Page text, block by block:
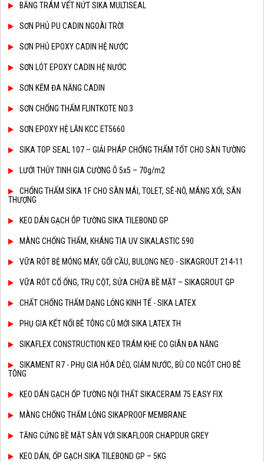
BĂNG TRÁM VẾT NỨT SIKA MULTISEAL
SƠN PHỦ PU CADIN NGOÀI TRỜI
SƠN PHỦ EPOXY CADIN HỆ NƯỚC
SƠN LÓT EPOXY CADIN HỆ NƯỚC
SƠN KẼM ĐA NĂNG CADIN
SƠN CHỐNG THẤM FLINTKOTE NO.3
SƠN EPOXY HỆ LĂN KCC ET5660
SIKA TOP SEAL 107 – GIẢI PHÁP CHỐNG THẤM TỐT CHO SÀN TƯỜNG
LƯỚI THỦY TINH GIA CƯỜNG Ô 5x5 – 70g/m2
CHỐNG THẤM SIKA 1F CHO SÀN MÁI, TOLET, SÊ-NÔ, MÁNG XỐI, SÂN
THƯỢNG
KEO DÁN GẠCH ÔP TƯỜNG SIKA TILEBOND GP
MÀNG CHỐNG THẤM, KHÁNG TIA UV SIKALASTIC 590
VỮA RÓT BỆ MÓNG MÁY, GỐI CẦU, BULONG NEO - SIKAGROUT 214-11
VỮA RÓT CỔ ỐNG, TRỤ CỘT, SỬA CHỮA BỀ MẶT – SIKAGROUT GP
CHẤT CHỐNG THẤM DẠNG LỎNG KINH TẾ - SIKA LATEX
PHỤ GIA KẾT NỐI BÊ TÔNG CŨ MỚI SIKA LATEX TH
SIKAFLEX CONSTRUCTION KEO TRÁM KHE CO GIÃN ĐA NĂNG
SIKAMENT R7 - PHỤ GIA HÓA DẺO, GIẢM NƯỚC, BÙ CO NGÓT CHO BÊ
TÔNG
KEO DÁN GẠCH ỐP TƯỜNG NỘI THẤT SIKACERAM 75 EASY FIX
MÀNG CHỐNG THẤM LỎNG SIKAPROOF MEMBRANE
TĂNG CỨNG BỀ MẶT SÀN VỚI SIKAFLOOR CHAPDUR GREY
KEO DÁN, ỐP GẠCH SIKA TILEBOND GP – 5KG